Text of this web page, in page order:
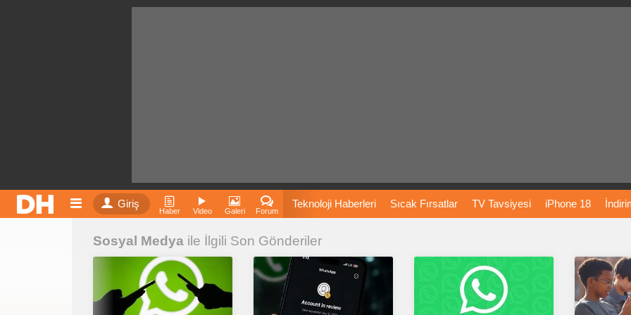
Giriş
Haber Video Galeri Forum
Teknoloji Haberleri Sıcak Fırsatlar TV Tavsiyesi iPhone 18
Film Önerileri
Fiyatları Vizyondaki Bitcoin Dizi Önerileri Telefon Önerileri
İnstagram Dondurma Çöktü Mü
Sosyal Medya ile İlgili Son Gönderiler